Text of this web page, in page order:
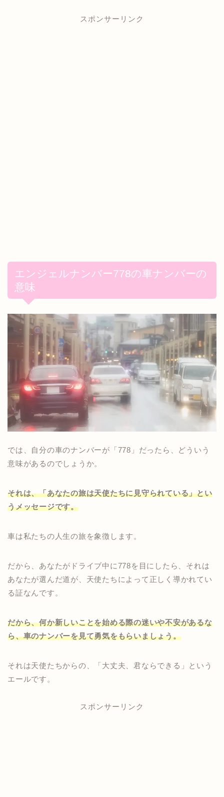
スポンサーリンク
エンジェルナンバー778の車ナンバーの
意味
では、自分の車のナンバーが「778」だったら、どういう
意味があるのでしょうか。
それは、「あなたの旅は天使たちに見守られている」とい
うメッセージです。
車は私たちの人生の旅を象徴します。
だから、あなたがドライブ中に778を目にしたら、それは
あなたが選んだ道が、天使たちによって正しく導かれてい
る証なんです。
だから、何か新しいことを始める際の迷いや不安があるな
ら、車のナンバーを見て勇気をもらいましょう。
それは天使たちからの、「大丈夫、君ならできる」という
エールです。
スポンサーリンク